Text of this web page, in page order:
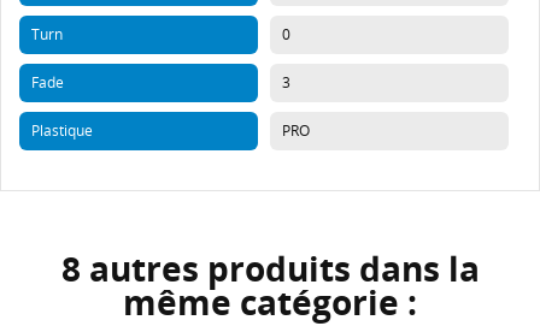
Turn 0
Fade 3
Plastique PRO
8 autres produits dans la
même catégorie :